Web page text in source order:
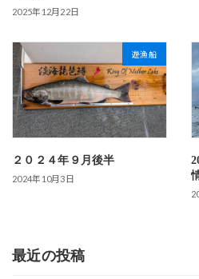
2025年12月22日
遊漁船
２０２４年９月後半
2024年10月3日
最近の投稿